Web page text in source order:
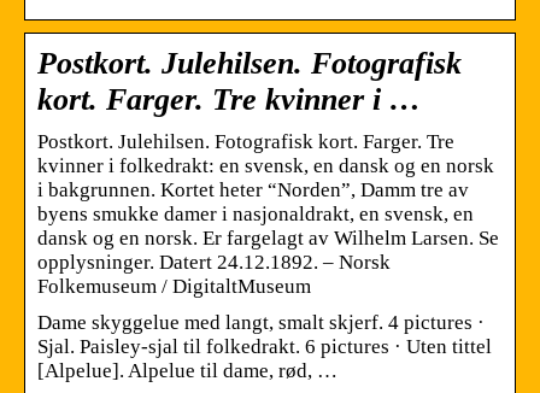
Postkort. Julehilsen. Fotografisk
kort. Farger. Tre kvinner i …
Postkort. Julehilsen. Fotografisk kort. Farger. Tre
kvinner i folkedrakt: en svensk, en dansk og en norsk
i bakgrunnen. Kortet heter “Norden”, Damm tre av
byens smukke damer i nasjonaldrakt, en svensk, en
dansk og en norsk. Er fargelagt av Wilhelm Larsen. Se
opplysninger. Datert 24.12.1892. – Norsk
Folkemuseum / DigitaltMuseum
Dame skyggelue med langt, smalt skjerf. 4 pictures ·
Sjal. Paisley-sjal til folkedrakt. 6 pictures · Uten tittel
[Alpelue]. Alpelue til dame, rød, …